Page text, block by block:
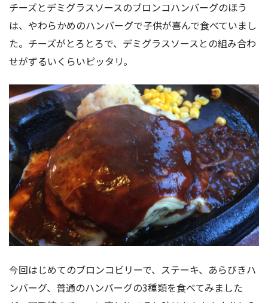
チーズとデミグラスソースのブロンコハンバーグのほう
は、やわらかめのハンバーグで子供が喜んで食べていまし
た。チーズがとろとろで、デミグラスソースとの組み合わ
せがずるいくらいピッタリ。
今回はじめてのブロンコビリーで、ステーキ、あらびきハ
ンバーグ、普通のハンバーグの3種類を食べてみました